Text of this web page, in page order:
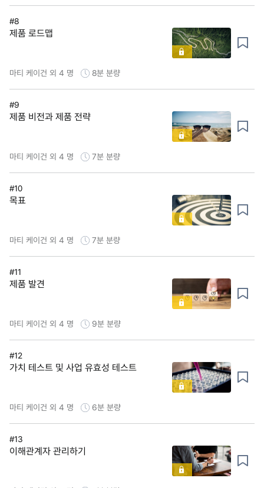
#8
제품 로드맵
마티 케이건 외 4 명 8분 분량
#9
제품 비전과 제품 전략
마티 케이건 외 4 명 7분 분량
#10
목표
마티 케이건 외 4 명 7분 분량
#11
제품 발견
마티 케이건 외 4 명 9분 분량
#12
가치 테스트 및 사업 유효성 테스트
마티 케이건 외 4 명 6분 분량
#13
이해관계자 관리하기